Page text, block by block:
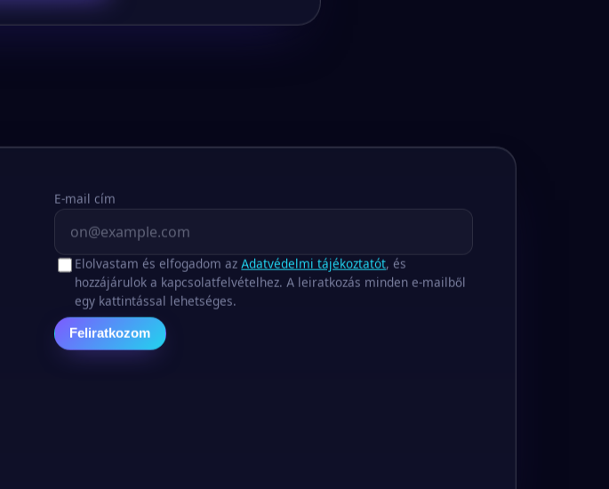
E-mail cím
Elolvastam és elfogadom az Adatvédelmi tájékoztatót, és
hozzájárulok a kapcsolatfelvételhez. A leiratkozás minden e-mailből
egy kattintással lehetséges.
Feliratkozom